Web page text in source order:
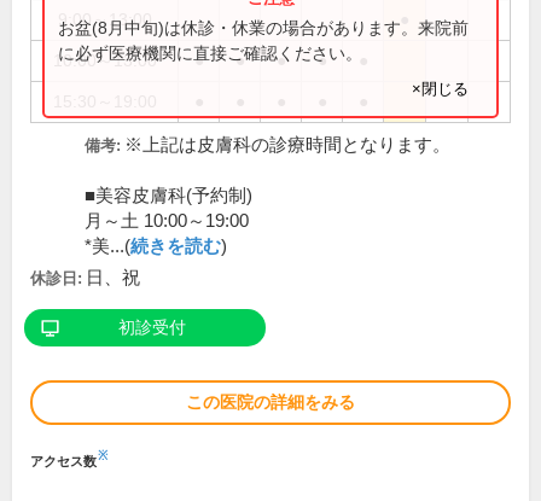
9:00～13:00
10:00～13:00 ● ● ● ●
お盆(8月中旬)は休診・休業の場合があります。来院前
に必ず医療機関に直接ご確認ください。
×閉じる
備考: ※上記は皮膚科の診療時間となります。
■美容皮膚科(予約制)
月～土 10:00～19:00
*美...(続きを読む)
休診日: 日、祝
初診受付
この医院の詳細をみる
アクセス数※